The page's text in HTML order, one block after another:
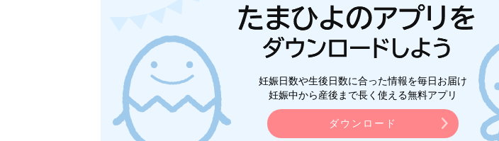
妊娠日数や生後日数に合った情報を毎日お届け
妊娠中から産後まで長く使える無料アプリ
ダウンロード